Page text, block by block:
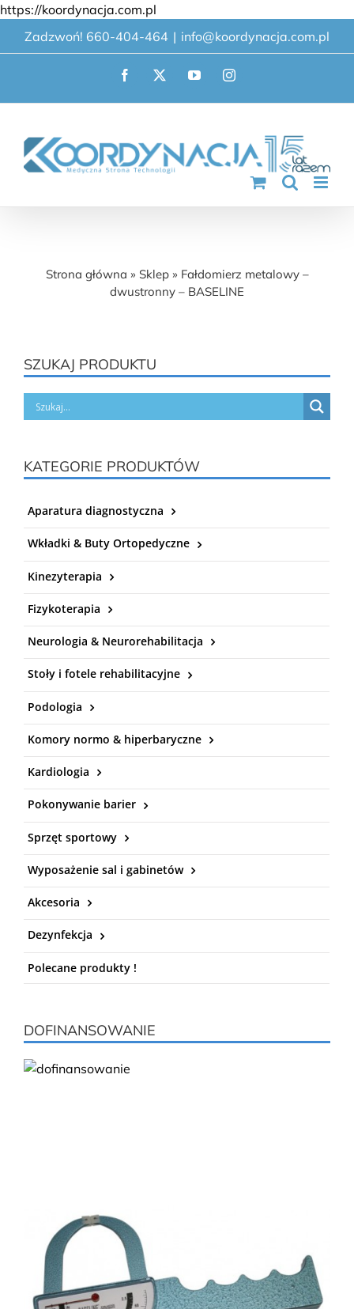
https://koordynacja.com.pl
do
zawartości
Zadzwoń! 660-404-464 | info@koordynacja.com.pl
Facebook
X YouTubeInstagram
Strona główna » Sklep» Fałdomierz metalowy –
dwustronny – BASELINE
SZUKAJ PRODUKTU
KATEGORIE PRODUKTÓW
Aparatura diagnostyczna
Wkładki & Buty Ortopedyczne
Kinezyterapia
Fizykoterapia
Neurologia & Neurorehabilitacja
Stoły i fotele rehabilitacyjne
Podologia
Komory normo & hiperbaryczne
Kardiologia
Pokonywanie barier
Sprzęt sportowy
Wyposażenie sal i gabinetów
Akcesoria
Dezynfekcja
Polecane produkty !
DOFINANSOWANIE